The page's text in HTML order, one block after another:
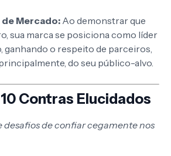
Mercado: Ao demonstrar que
sua marca se posiciona como líder
ganhando o respeito de parceiros,
do seu público-alvo.
Contras Elucidados
desafios de confiar cegamente nos